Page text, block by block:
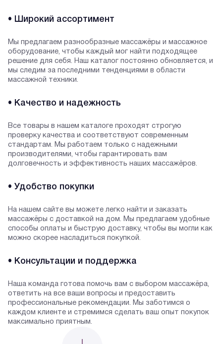
• Широкий ассортимент
Мы предлагаем разнообразные массажёры и массажное
оборудование, чтобы каждый мог найти подходящее
решение для себя. Наш каталог постоянно обновляется, и
мы следим за последними тенденциями в области
массажной техники.
• Качество и надежность
Все товары в нашем каталоге проходят строгую
проверку качества и соответствуют современным
стандартам. Мы работаем только с надежными
производителями, чтобы гарантировать вам
долговечность и эффективность наших массажёров.
• Удобство покупки
На нашем сайте вы можете легко найти и заказать
массажёры с доставкой на дом. Мы предлагаем удобные
способы оплаты и быструю доставку, чтобы вы могли как
можно скорее насладиться покупкой.
• Консультации и поддержка
Наша команда готова помочь вам с выбором массажёра,
ответить на все ваши вопросы и предоставить
профессиональные рекомендации. Мы заботимся о
каждом клиенте и стремимся сделать ваш опыт покупок
максимально приятным.